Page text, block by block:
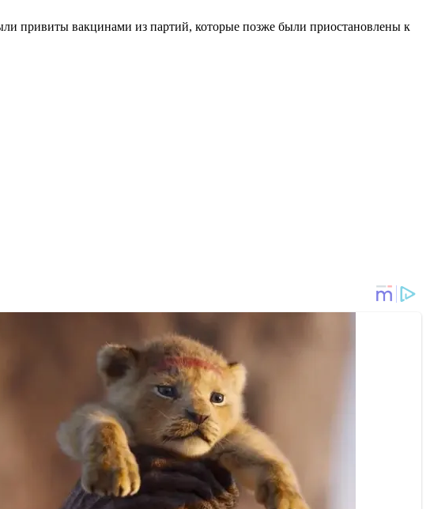
привиты вакцинами из партий, которые позже были приостановлены к